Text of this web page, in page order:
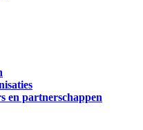
en partnerschappen